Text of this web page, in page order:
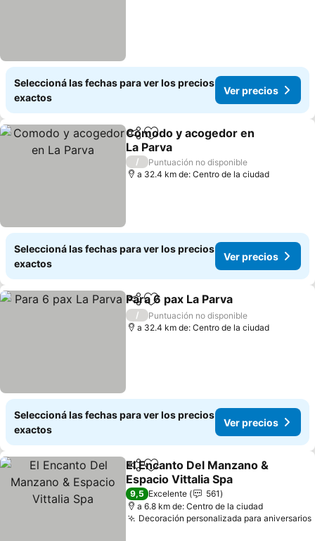
Seleccioná las fechas para ver los precios
exactos
Ver precios
CompartirAñadir a favoritos
Comodo y acogedor en
La Parva
/
Puntuación no disponible
a 32.4 km de: Centro de la ciudad
Seleccioná las fechas para ver los precios
exactos
Ver precios
CompartirAñadir a favoritos
Para 6 pax La Parva
/
Puntuación no disponible
a 32.4 km de: Centro de la ciudad
Seleccioná las fechas para ver los precios
exactos
Ver precios
CompartirAñadir a favoritos
El Encanto Del Manzano &
Espacio Vittalia Spa
9,5 Excelente
561
a 6.8 km de: Centro de la ciudad
Decoración personalizada para aniversarios